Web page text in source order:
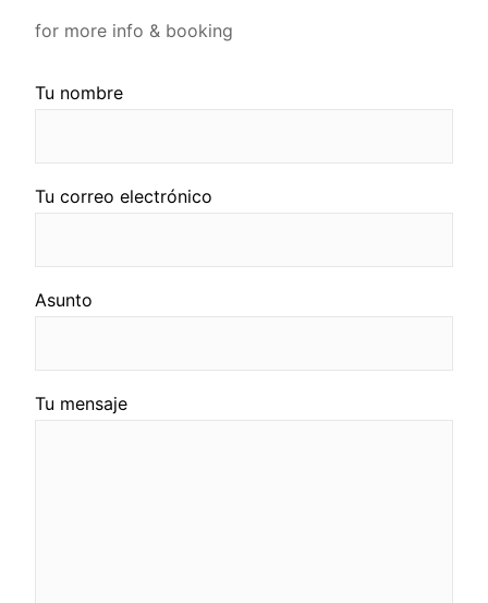
for more info & booking
Tu nombre
Tu correo electrónico
Asunto
Por favor, deja este campo vacío.
Por favor, deja este campo vacío.
Tu mensaje